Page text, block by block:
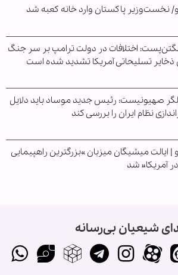
نخست‌وزیر پاکستان وارد خانه کعبه شد
اختلافات در دولت ترامپ بر سر جنگ
ذخایر تسلیحاتی آمریکا تشدید شده است
صهیونیست: رئیس جدید موساد باید دلایل
نظام ایران را بررسی کند
| ایالت میشیگان میزبان »بزرگترین راهپیمایی
آمریکا« شد
شیعیان بی‌رسانه